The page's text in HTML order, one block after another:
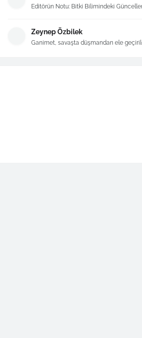
Editörün Notu: Bitki Bilimindeki
Zeynep Özbilek
Ganimet, savaşta düşmandan ele